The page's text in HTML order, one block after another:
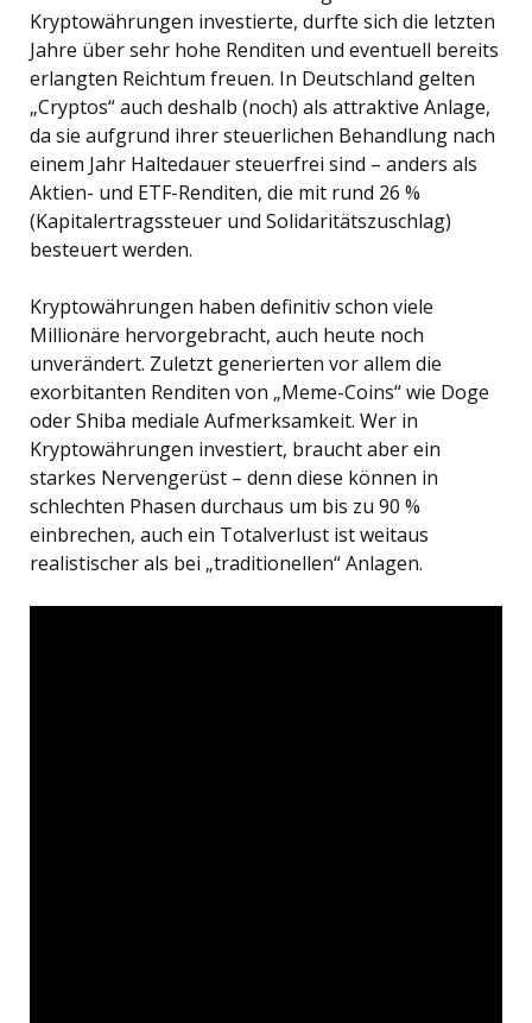
Kryptowährungen investierte, durfte sich die letzten
Jahre über sehr hohe Renditen und eventuell bereits
erlangten Reichtum freuen. In Deutschland gelten
„Cryptos“ auch deshalb (noch) als attraktive Anlage,
da sie aufgrund ihrer steuerlichen Behandlung nach
einem Jahr Haltedauer steuerfrei sind – anders als
Aktien- und ETF-Renditen, die mit rund 26 %
(Kapitalertragssteuer und Solidaritätszuschlag)
besteuert werden.
Kryptowährungen haben definitiv schon viele
Millionäre hervorgebracht, auch heute noch
unverändert. Zuletzt generierten vor allem die
exorbitanten Renditen von „Meme-Coins“ wie Doge
oder Shiba mediale Aufmerksamkeit. Wer in
Kryptowährungen investiert, braucht aber ein
starkes Nervengerüst – denn diese können in
schlechten Phasen durchaus um bis zu 90 %
einbrechen, auch ein Totalverlust ist weitaus
realistischer als bei „traditionellen“ Anlagen.